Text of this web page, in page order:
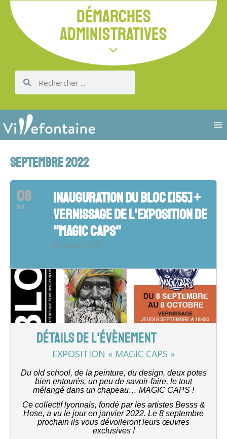
DÉMARCHES
ADMINISTRATIVES
SEPTEMBRE 2022
08
SEP
INAUGURATION DU BLOC [155] +
VERNISSAGE DE L'EXPOSITION DE
"MAGIC CAPS"
Le Bloc [155]
DÉTAILS DE L'ÉVÈNEMENT
EXPOSITION « MAGIC CAPS »
Du old school, de la peinture, du design, deux potes
bien entourés, un peu de savoir-faire, le tout
mélangé dans un chapeau… MAGIC CAPS !
Ce collectif lyonnais, fondé par les artistes Besss &
Hose, a vu le jour en janvier 2022. Le 8 septembre
prochain ils vous dévoileront leurs œuvres
exclusives !